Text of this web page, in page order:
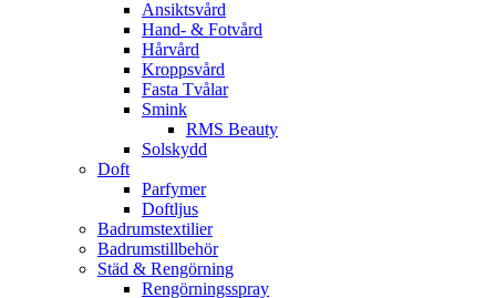
Ansiktsvård
Hand- & Fotvård
Hårvård
Kroppsvård
Fasta Tvålar
Smink
RMS Beauty
Solskydd
Doft
Parfymer
Doftljus
Badrumstextilier
Badrumstillbehör
Städ & Rengörning
Rengörningsspray